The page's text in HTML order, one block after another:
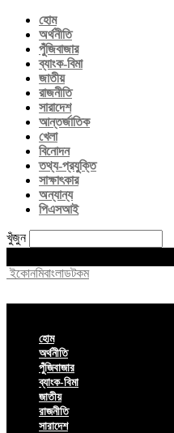
হোম
অর্থনীতি
পুঁজিবাজার
ব্যাংক-বিমা
জাতীয়
রাজনীতি
সারাদেশ
আন্তর্জাতিক
খেলা
বিনোদন
তথ্য-প্রযুক্তি
সাক্ষাৎকার
অন্যান্য
পিএসআই
খুঁজুন
ইকোনমিবাংলাডটকম
হোম
অর্থনীতি
পুঁজিবাজার
ব্যাংক-বিমা
জাতীয়
রাজনীতি
সারাদেশ